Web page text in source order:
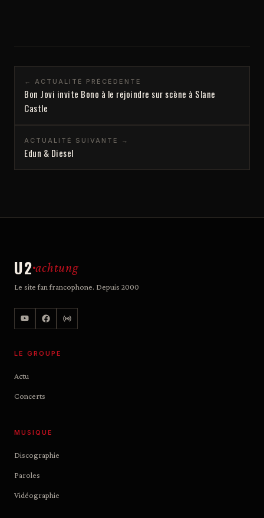
← ACTUALITÉ PRÉCÉDENTE
Bon Jovi invite Bono à le rejoindre sur scène à Slane
Castle
ACTUALITÉ SUIVANTE →
Edun & Diesel
U2 achtung
Le site fan francophone. Depuis 2000
LE GROUPE
Actu
Concerts
MUSIQUE
Discographie
Paroles
Vidéographie